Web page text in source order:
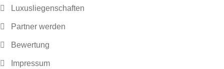
Luxusliegenschaften
Partner werden
Bewertung
Impressum